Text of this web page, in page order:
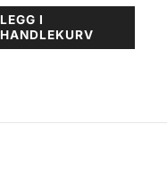
LEGG I
HANDLEKURV